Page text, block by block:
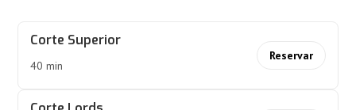
Corte Superior
40 min
Reservar